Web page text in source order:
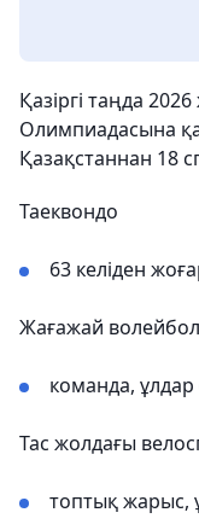
Қазіргі таңда
Олимпиадасына
Қазақстаннан 18
Таеквондо
63 келіден
Жағажай
команда,
Тас жолдағы
топтық жарыс,